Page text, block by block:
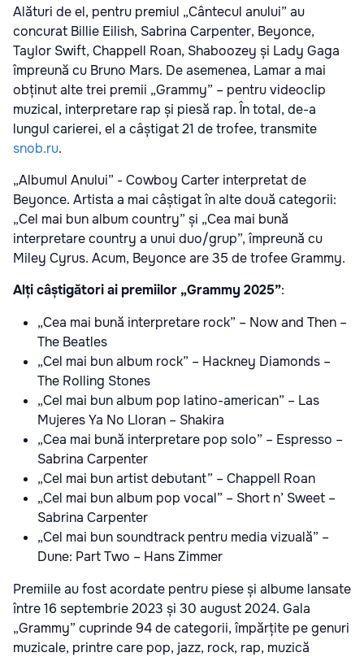
Alături de el, pentru premiul „Cântecul anului” au
concurat Billie Eilish, Sabrina Carpenter, Beyonce,
Taylor Swift, Chappell Roan, Shaboozey și Lady Gaga
împreună cu Bruno Mars. De asemenea, Lamar a mai
obținut alte trei premii „Grammy” – pentru videoclip
muzical, interpretare rap și piesă rap. În total, de-a
lungul carierei, el a câștigat 21 de trofee, transmite
snob.ru.
„Albumul Anului” - Cowboy Carter interpretat de
Beyonce. Artista a mai câștigat în alte două categorii:
„Cel mai bun album country” și „Cea mai bună
interpretare country a unui duo/grup”, împreună cu
Miley Cyrus. Acum, Beyonce are 35 de trofee Grammy.
Alți câștigători ai premiilor „Grammy 2025”:
„Cea mai bună interpretare rock” – Now and Then –
The Beatles
„Cel mai bun album rock” – Hackney Diamonds –
The Rolling Stones
„Cel mai bun album pop latino-american” – Las
Mujeres Ya No Lloran – Shakira
„Cea mai bună interpretare pop solo” – Espresso –
Sabrina Carpenter
„Cel mai bun artist debutant” – Chappell Roan
„Cel mai bun album pop vocal” – Short n’ Sweet –
Sabrina Carpenter
„Cel mai bun soundtrack pentru media vizuală” –
Dune: Part Two – Hans Zimmer
Premiile au fost acordate pentru piese și albume lansate
între 16 septembrie 2023 și 30 august 2024. Gala
„Grammy” cuprinde 94 de categorii, împărțite pe genuri
muzicale, printre care pop, jazz, rock, rap, muzică